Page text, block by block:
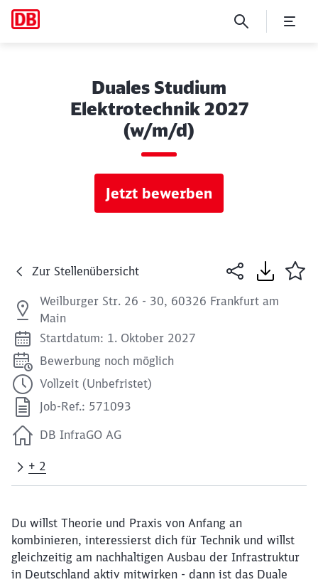
Duales Studium
Elektrotechnik 2027
(w/m/d)
Jetzt bewerben
Zur Stellenübersicht
Weilburger Str. 26 - 30, 60326 Frankfurt am
Main
Startdatum: 1. Oktober 2027
Bewerbung noch möglich
Vollzeit (Unbefristet)
Job-Ref.: 571093
DB InfraGO AG
+ 2
Du willst Theorie und Praxis von Anfang an
kombinieren, interessierst dich für Technik und willst
gleichzeitig am nachhaltigen Ausbau der Infrastruktur
in Deutschland aktiv mitwirken - dann ist das Duale